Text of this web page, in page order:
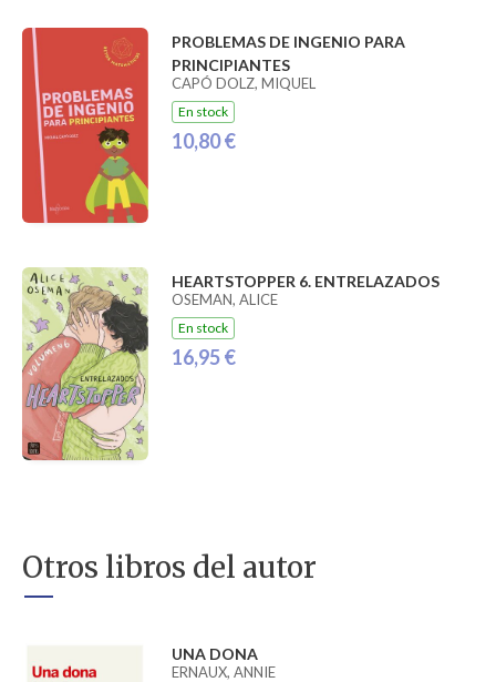
PROBLEMAS DE INGENIO PARA
PRINCIPIANTES
CAPÓ DOLZ, MIQUEL
En stock
10,80 €
HEARTSTOPPER 6. ENTRELAZADOS
OSEMAN, ALICE
En stock
16,95 €
Otros libros del autor
UNA DONA
ERNAUX, ANNIE